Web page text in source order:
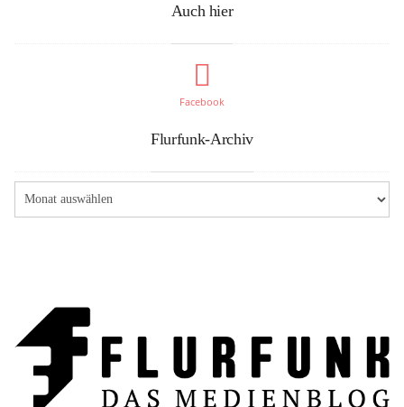
Auch hier
Facebook
Flurfunk-Archiv